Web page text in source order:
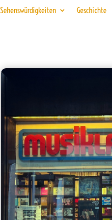
Sehenswürdigkeiten Geschichte